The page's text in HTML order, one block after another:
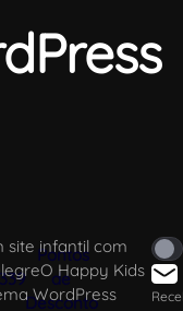
Pontos
de
Desconto
site infantil com
Happy Kids
WordPress